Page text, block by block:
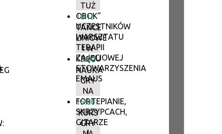
TUŻ
OBOK”
UCZESTNIKÓW
WARSZTATU
TERAPII
ZAJĘCIOWEJ
STOWARZYSZENIA
EMAUS
10:15
TAŃCE
LINIOWE
I W
KRĘGU
13:00
NAUKA
GRY
NA
FORTEPIANIE,
SKRZYPCACH,
GITARZE
15:00
KURS
GRY